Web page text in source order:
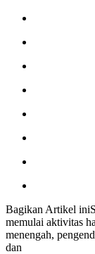
Bagikan Artikel
memulai aktivitas
menengah,
dan